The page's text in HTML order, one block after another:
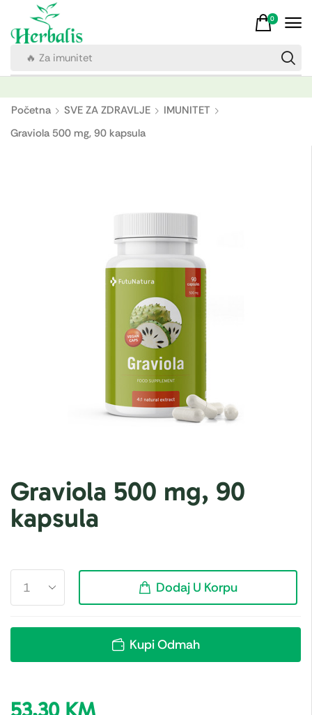
🔥 Za imunitet
0
Početna SVE ZA ZDRAVLJE
IMUNITET
Graviola 500 mg, 90 kapsula
Graviola 500 mg, 90
kapsula
Dodaj U Korpu
Kupi Odmah